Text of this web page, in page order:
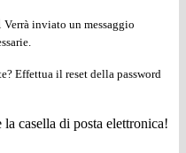
Verrà inviato un messaggio
Effettua il reset della password
casella di posta elettronica!